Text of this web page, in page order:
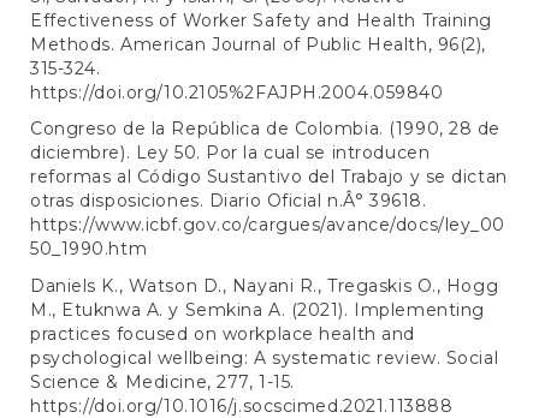
Effectiveness of Worker Safety and Health Training
Methods. American Journal of Public Health, 96(2),
315-324.
https://doi.org/10.2105%2FAJPH.2004.059840
Congreso de la República de Colombia. (1990, 28 de
diciembre). Ley 50. Por la cual se introducen
reformas al Código Sustantivo del Trabajo y se dictan
otras disposiciones. Diario Oficial n.Â° 39618.
https://www.icbf.gov.co/cargues/avance/docs/ley_00
50_1990.htm
Daniels K., Watson D., Nayani R., Tregaskis O., Hogg
M., Etuknwa A. y Semkina A. (2021). Implementing
practices focused on workplace health and
psychological wellbeing: A systematic review. Social
Science & Medicine, 277, 1-15.
https://doi.org/10.1016/j.socscimed.2021.113888